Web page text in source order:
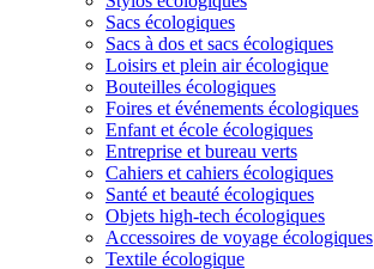
Sacs écologiques
Sacs à dos et sacs écologiques
Loisirs et plein air écologique
Bouteilles écologiques
Foires et événements écologiques
Enfant et école écologiques
Entreprise et bureau verts
Cahiers et cahiers écologiques
Santé et beauté écologiques
Objets high-tech écologiques
Accessoires de voyage écologiques
Textile écologique